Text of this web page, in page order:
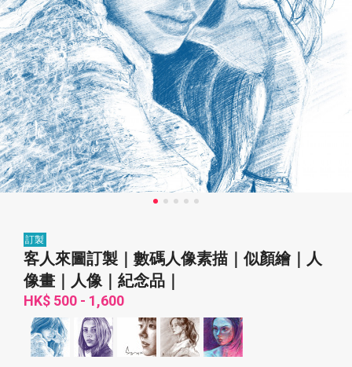
訂製
客人來圖訂製｜數碼人像素描｜似顏繪｜人
像畫｜人像｜紀念品｜
HK$ 500 - 1,600